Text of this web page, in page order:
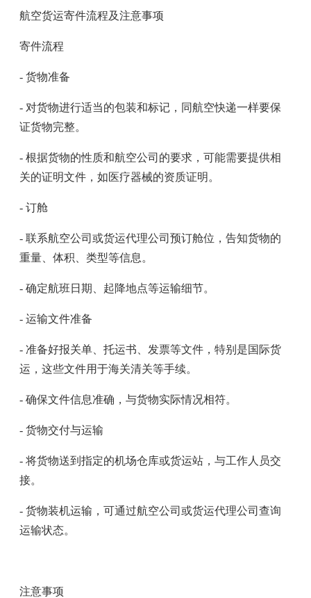
航空货运寄件流程及注意事项
寄件流程
- 货物准备
- 对货物进行适当的包装和标记，同航空快递一样要保
证货物完整。
- 根据货物的性质和航空公司的要求，可能需要提供相
关的证明文件，如医疗器械的资质证明。
- 订舱
- 联系航空公司或货运代理公司预订舱位，告知货物的
重量、体积、类型等信息。
- 确定航班日期、起降地点等运输细节。
- 运输文件准备
- 准备好报关单、托运书、发票等文件，特别是国际货
运，这些文件用于海关清关等手续。
- 确保文件信息准确，与货物实际情况相符。
- 货物交付与运输
- 将货物送到指定的机场仓库或货运站，与工作人员交
接。
- 货物装机运输，可通过航空公司或货运代理公司查询
运输状态。
注意事项